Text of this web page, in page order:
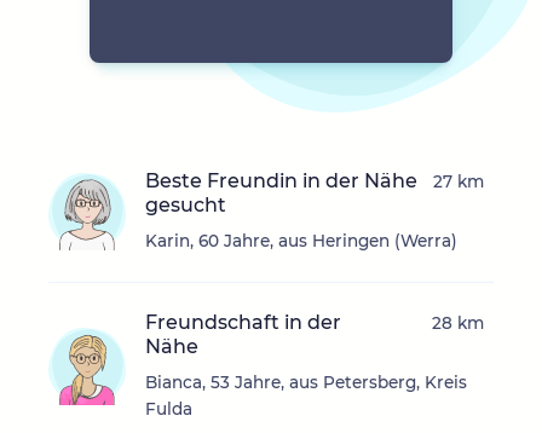
Beste Freundin in der Nähe
gesucht
Karin, 60 Jahre, aus Heringen (Werra)
27 km
Freundschaft in der
Nähe
Bianca, 53 Jahre, aus Petersberg, Kreis
Fulda
28 km